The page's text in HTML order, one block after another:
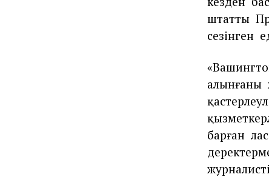
штаттың
сезінген
алынғаны
барған лас